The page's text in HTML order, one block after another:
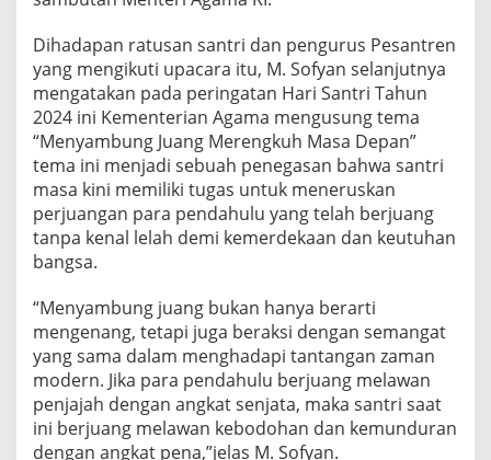
l
g
i
Dihadapan ratusan santri dan pengurus Pesantren
yang mengikuti upacara itu, M. Sofyan selanjutnya
mengatakan pada peringatan Hari Santri Tahun
2024 ini Kementerian Agama mengusung tema
“Menyambung Juang Merengkuh Masa Depan”
tema ini menjadi sebuah penegasan bahwa santri
masa kini memiliki tugas untuk meneruskan
perjuangan para pendahulu yang telah berjuang
tanpa kenal lelah demi kemerdekaan dan keutuhan
bangsa.
“Menyambung juang bukan hanya berarti
mengenang, tetapi juga beraksi dengan semangat
yang sama dalam menghadapi tantangan zaman
modern. Jika para pendahulu berjuang melawan
penjajah dengan angkat senjata, maka santri saat
ini berjuang melawan kebodohan dan kemunduran
dengan angkat pena,”jelas M. Sofyan.